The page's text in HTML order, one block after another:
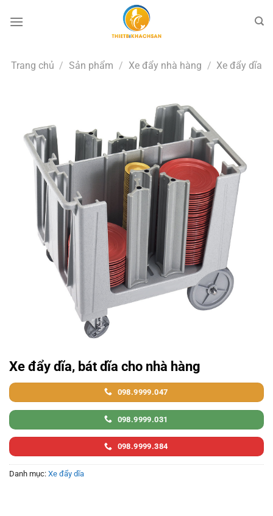
qua
Trang chủ / Sản phẩm / Xe đẩy nhà hàng / Xe đẩy dĩa
Xe đẩy dĩa, bát dĩa cho nhà hàng
098.9999.047
098.9999.031
098.9999.384
Danh mục: Xe đẩy dĩa